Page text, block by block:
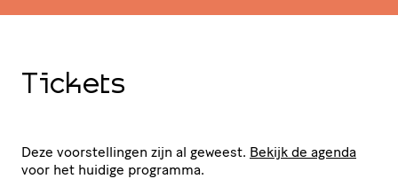
Tickets
Deze voorstellingen zijn al geweest. Bekijk de agenda
voor het huidige programma.